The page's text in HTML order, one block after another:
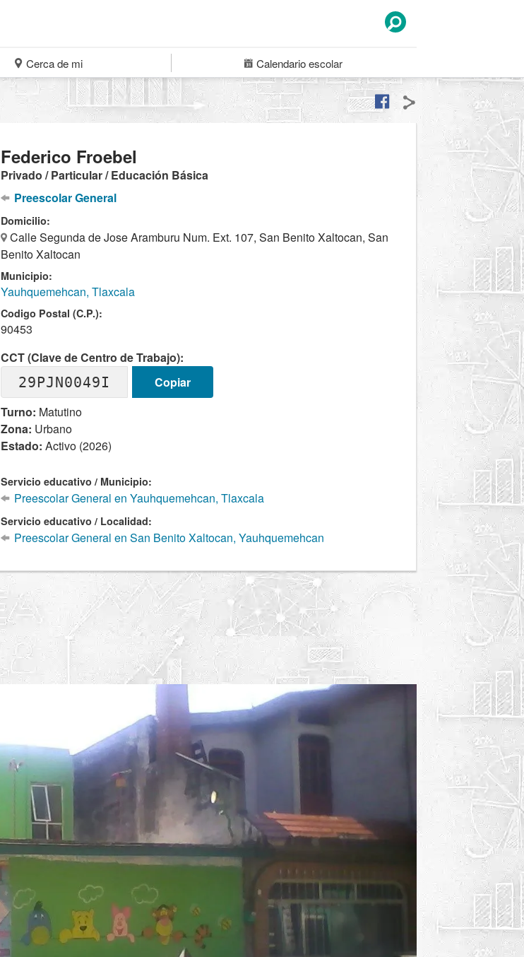
Cerca de mi Calendarioescolar
Federico Froebel
Privado / Particular / Educación Básica
Preescolar General
Domicilio:
Calle Segunda de Jose Aramburu Num. Ext. 107, San Benito Xaltocan, San
Benito Xaltocan
Municipio:
Yauhquemehcan, Tlaxcala
Codigo Postal (C.P.):
90453
CCT (Clave de Centro de Trabajo):
29PJN0049I
Copiar
Turno: Matutino
Zona: Urbano
Estado: Activo (2026)
Servicio educativo / Municipio:
Preescolar General en Yauhquemehcan, Tlaxcala
Servicio educativo / Localidad:
Preescolar General en San Benito Xaltocan, Yauhquemehcan